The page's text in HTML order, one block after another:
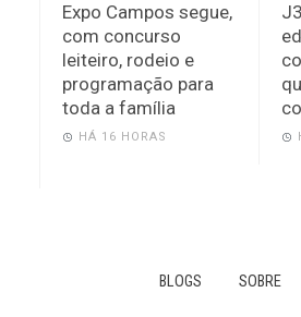
Expo Campos segue,
com concurso
leiteiro, rodeio e
programação para
toda a família
HÁ 16 HORAS
BLOGS SOBRE